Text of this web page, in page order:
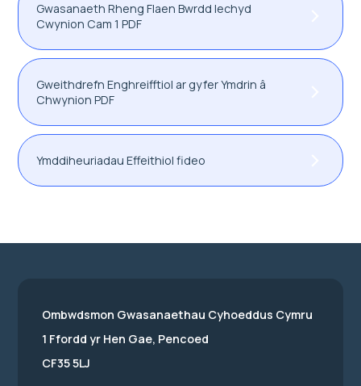
Gwasanaeth Rheng Flaen Bwrdd Iechyd
Cwynion Cam 1 PDF
Gweithdrefn Enghreifftiol ar gyfer Ymdrin â
Chwynion PDF
Ymddiheuriadau Effeithiol fideo
Ombwdsmon Gwasanaethau Cyhoeddus Cymru
1 Ffordd yr Hen Gae, Pencoed
CF35 5LJ